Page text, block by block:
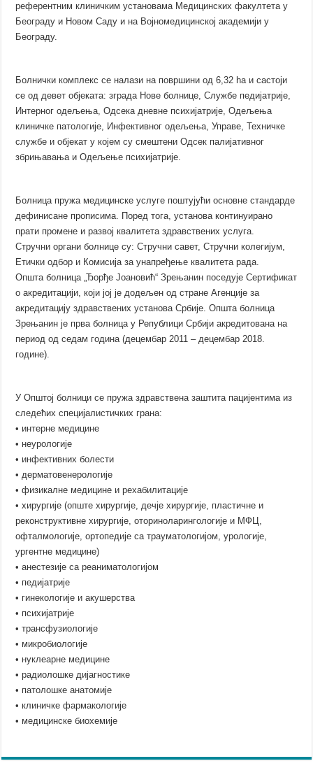
референтним клиничким установама Медицинских факултета у
Београду и Новом Саду и на Војномедицинској академији у
Београду.
Болнички комплекс се налази на површини од 6,32 ha и састоји
се од девет објеката: зграда Нове болнице, Службе педијатрије,
Интерног одељења, Одсека дневне психијатрије, Одељења
клиничке патологије, Инфективног одељења, Управе, Техничке
службе и објекат у којем су смештени Одсек палијативног
збрињавања и Одељење психијатрије.
Болница пружа медицинске услуге поштујући основне стандарде
дефинисане прописима. Поред тога, установа континуирано
прати промене и развој квалитета здравствених услуга.
Стручни органи болнице су: Стручни савет, Стручни колегијум,
Етички одбор и Комисија за унапређење квалитета рада.
Општа болница „Ђорђе Јоановић“ Зрењанин поседује Сертификат
о акредитацији, који јој је додељен од стране Агенције за
акредитацију здравствених установа Србије. Општа болница
Зрењанин је прва болница у Републици Србији акредитована на
период од седам година (децембар 2011 – децембар 2018.
године).
У Општој болници се пружа здравствена заштита пацијентима из
следећих специјалистичких грана:
• интерне медицине
• неурологије
• инфективних болести
• дерматовенерологије
• физикалне медицине и рехабилитације
• хирургије (опште хирургије, дечје хирургије, пластичне и
реконструктивне хирургије, оториноларингологије и МФЦ,
офталмологије, ортопедије са трауматологијом, урологије,
ургентне медицине)
• анестезије са реаниматологијом
• педијатрије
• гинекологије и акушерства
• психијатрије
• трансфузиологије
• микробиологије
• нуклеарне медицине
• радиолошке дијагностике
• патолошке анатомије
• клиничке фармакологије
• медицинске биохемије